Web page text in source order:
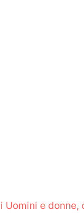
Uomini e donne,